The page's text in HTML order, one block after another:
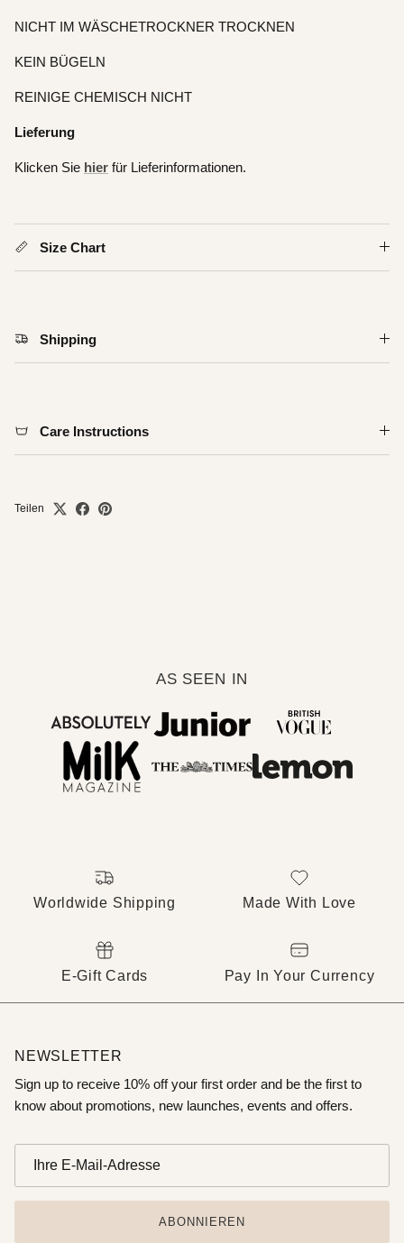
NICHT IM WÄSCHETROCKNER TROCKNEN
KEIN BÜGELN
REINIGE CHEMISCH NICHT
Lieferung
Klicken Sie hier für Lieferinformationen.
Size Chart
Shipping
Care Instructions
Teilen
AS SEEN IN
Worldwide Shipping Made With Love
E-Gift Cards Pay In Your Currency
NEWSLETTER
Sign up to receive 10% off your first order and be the first to
know about promotions, new launches, events and offers.
ABONNIEREN